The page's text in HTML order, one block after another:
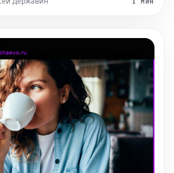
1 МИН